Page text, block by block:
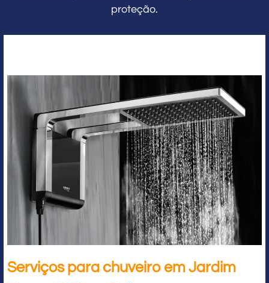
proteção.
Serviços para chuveiro em Jardim